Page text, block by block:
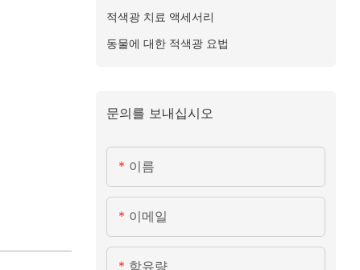
적색광 치료 액세서리
동물에 대한 적색광 요법
문의를 보내십시오
이름
이메일
함유량